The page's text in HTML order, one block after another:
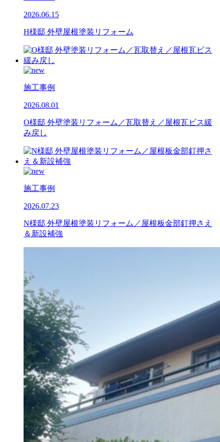
2026.06.15
H様邸 外壁屋根塗装リフォーム
施工事例
2026.08.01
O様邸 外壁塗装リフォーム／瓦取替え／屋根瓦ビス緩
み戻し
施工事例
2026.07.23
N様邸 外壁屋根塗装リフォーム／屋根板金部釘押さえ
＆新設補強